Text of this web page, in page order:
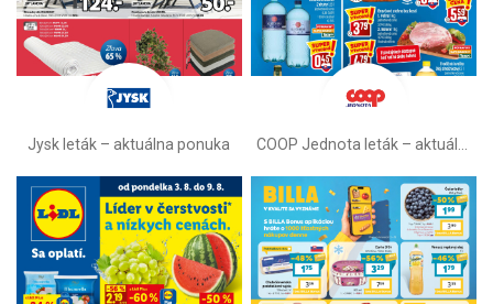
Jysk leták – aktuálna ponuka